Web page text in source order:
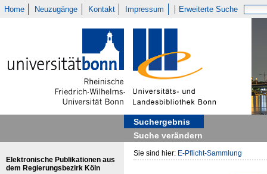
Home Neuzugänge Kontakt Impressum Erweiterte Suche
Suchergebnis
Suche verändern
Elektronische Publikationen aus
dem Regierungsbezirk Köln
Sie sind hier: E-Pflicht-Sammlung